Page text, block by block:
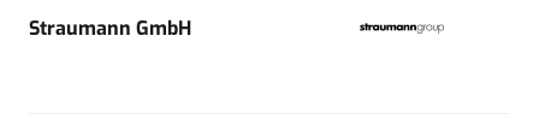
Straumann GmbH